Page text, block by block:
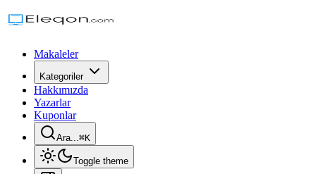
Makaleler
Kategoriler
Hakkımızda
Yazarlar
Kuponlar
Ara...⌘K
Toggle theme